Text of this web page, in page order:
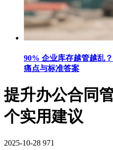
90% 企业库存越管越乱
痛点与标准答案
提升办公合同
个实用建议
2025-10-28 971